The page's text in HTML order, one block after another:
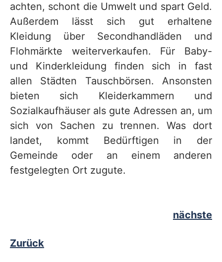
achten, schont die Umwelt und spart Geld.
Außerdem lässt sich gut erhaltene
Kleidung über Secondhandläden und
Flohmärkte weiterverkaufen. Für Baby-
und Kinderkleidung finden sich in fast
allen Städten Tauschbörsen. Ansonsten
bieten sich Kleiderkammern und
Sozialkaufhäuser als gute Adressen an, um
sich von Sachen zu trennen. Was dort
landet, kommt Bedürftigen in der
Gemeinde oder an einem anderen
festgelegten Ort zugute.
nächste
Zurück